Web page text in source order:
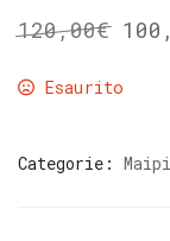
120,00€
Esaurito
Categorie: